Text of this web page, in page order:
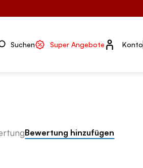
Suchen Super Angebote Konto
Konto
Bewertung hinzufügen